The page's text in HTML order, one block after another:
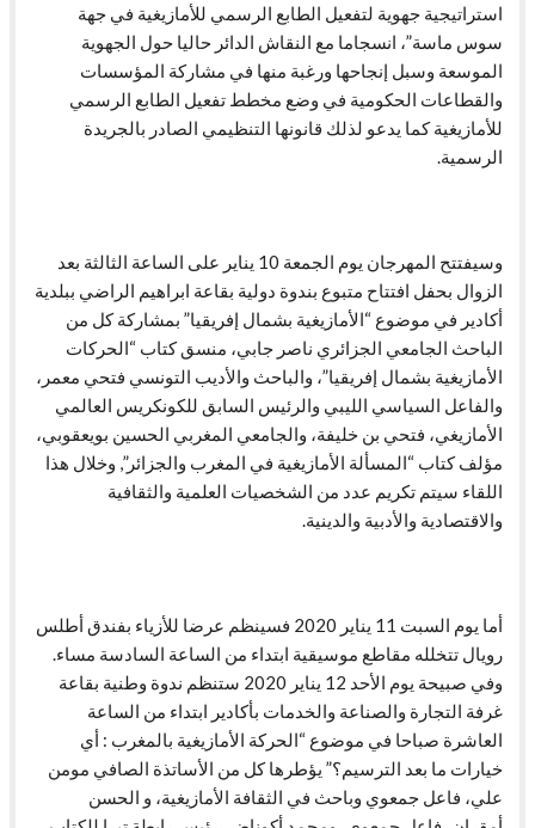
استراتيجية جهوية لتفعيل الطابع الرسمي للأمازيغية في جهة
سوس ماسة”، انسجاما مع النقاش الدائر حاليا حول الجهوية
الموسعة وسبل إنجاحها ورغبة منها في مشاركة المؤسسات
والقطاعات الحكومية في وضع مخطط تفعيل الطابع الرسمي
للأمازيغية كما يدعو لذلك قانونها التنظيمي الصادر بالجريدة
الرسمية.
وسيفتتح المهرجان يوم الجمعة 10 يناير على الساعة الثالثة بعد
الزوال بحفل افتتاح متبوع بندوة دولية بقاعة ابراهيم الراضي ببلدية
أكادير في موضوع “الأمازيغية بشمال إفريقيا” بمشاركة كل من
الباحث الجامعي الجزائري ناصر جابي، منسق كتاب “الحركات
الأمازيغية بشمال إفريقيا”، والباحث والأديب التونسي فتحي معمر،
والفاعل السياسي الليبي والرئيس السابق للكونكريس العالمي
الأمازيغي، فتحي بن خليفة، والجامعي المغربي الحسين بويعقوبي،
مؤلف كتاب “المسألة الأمازيغية في المغرب والجزائر”, وخلال هذا
اللقاء سيتم تكريم عدد من الشخصيات العلمية والثقافية
والاقتصادية والأدبية والدينية.
أما يوم السبت 11 يناير 2020 فسينظم عرضا للأزياء بفندق أطلس
رويال تتخلله مقاطع موسيقية ابتداء من الساعة السادسة مساء.
وفي صبيحة يوم الأحد 12 يناير 2020 ستنظم ندوة وطنية بقاعة
غرفة التجارة والصناعة والخدمات بأكادير ابتداء من الساعة
العاشرة صباحا في موضوع “الحركة الأمازيغية بالمغرب : أي
خيارات ما بعد الترسيم؟” يؤطرها كل من الأساتذة الصافي مومن
علي، فاعل جمعوي وباحث في الثقافة الأمازيغية، و الحسن